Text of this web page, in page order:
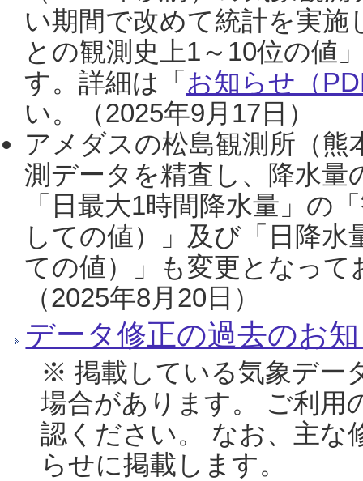
い期間で改めて統計を実
との観測史上1～10位の値
す。詳細は「 お知らせ（
い。（2025年9月17日）
アメダスの松島観測所（熊
測データを精査し、降水
「日最大1時間降水量」の
しての値）」及び「日降
ての値）」も変更となっ
（2025年8月20日）
データ修正の過去のお
※ 掲載している気象デー
場合があります。 ご利用
認ください。 なお、主な
らせに掲載します。